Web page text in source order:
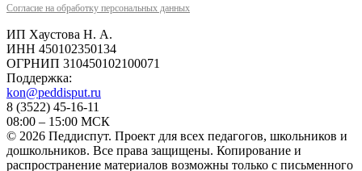
Согласие на обработку персональных данных
ИП Хаустова Н. А.
ИНН 450102350134
ОГРНИП 310450102100071
Поддержка:
kon@peddisput.ru
8 (3522) 45-16-11
08:00 – 15:00 МСК
© 2026 Педдиспут. Проект для всех педагогов, школьников и
дошкольников. Все права защищены. Копирование и
распространение материалов возможны только с письменного